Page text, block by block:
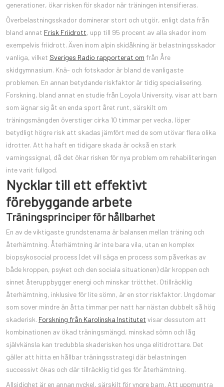
generationer, ökar risken för skador när träningen intensifieras.
Överbelastningsskador dominerar stort och utgör, enligt data från
bland annat Frisk Friidrott, upp till 95 procent av alla skador inom
exempelvis friidrott. Även inom alpin skidåkning är belastningsskador
vanliga, vilket Sveriges Radio rapporterat om från Åre
skidgymnasium. Knä- och fotskador är bland de vanligaste
problemen. En annan betydande riskfaktor är tidig specialisering.
Forskning, bland annat en studie från Loyola University, visar att barn
som ägnar sig åt en enda sport året runt, särskilt om
träningsmängden överstiger cirka 10 timmar per vecka, löper
betydligt högre risk att skadas jämfört med de som utövar flera olika
idrotter. Att ha haft en tidigare skada är också en stark
varningssignal, då det ökar risken för nya problem om rehabiliteringen
inte varit fullgod.
Nycklar till ett effektivt
förebyggande arbete
Träningsprinciper för hållbarhet
En av de viktigaste grundstenarna är balansen mellan träning och
återhämtning. Återhämtning är inte bara vila, utan en komplex
biopsykosocial process (det vill säga en process som påverkas av
både kroppen, psyket och den sociala situationen) där kroppen och
sinnet återuppbygger energi och minskar trötthet. Otillräcklig
återhämtning, inklusive för lite sömn, är en stor riskfaktor. Ungdomar
som sover mindre än åtta timmar per natt har nästan dubbelt så hög
skaderisk. Forskning från Karolinska Institutet visar dessutom att
kombinationen av ökad träningsmängd, minskad sömn och låg
självkänsla kan tredubbla skaderisken hos unga elitidrottare. Det
gäller att hitta en hållbar träningsstrategi där belastningen
successivt ökas och där tillräcklig tid ges för återhämtning.
Allsidighet är en annan nyckel, särskilt för yngre barn. Att uppmuntra